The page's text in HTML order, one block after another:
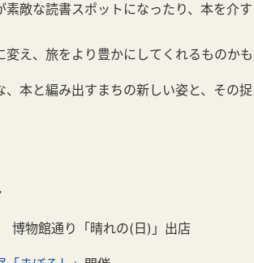
素敵な読書スポットになったり、本を介
変え、旅をより豊かにしてくれるものかも
、本と編み出すまちの新しい姿と、その
博物館通り「晴れの(日)」出店